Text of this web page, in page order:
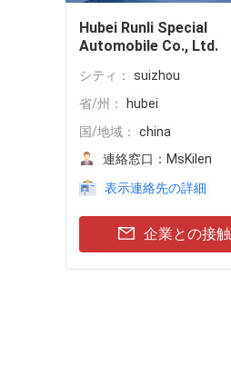
Hubei Runli Special
Automobile Co., Ltd.
シティ：
suizhou
省/州：
hubei
国/地域：
china
連絡窓口： MsKilen
表示連絡先の詳細
企業との接触